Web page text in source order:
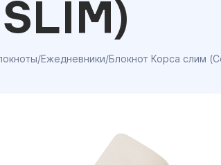
SLIM)
/Ежедневники/Блокнот Корса слим